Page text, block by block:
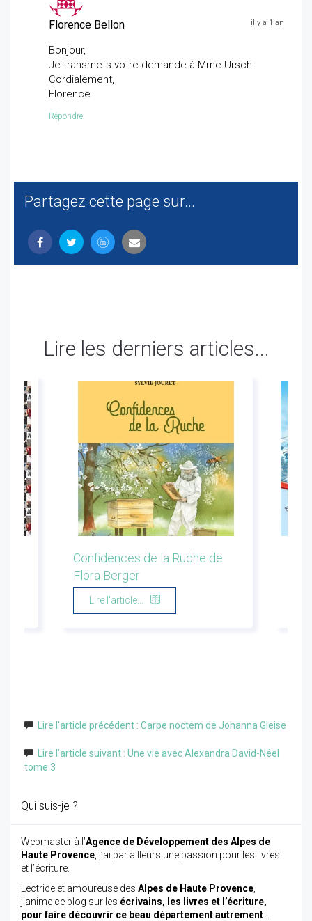
Florence Bellon il y a 1 an
Bonjour,
Je transmets votre demande à Mme Ursch.
Cordialement,
Florence
Répondre
Partagez cette page sur...
Lire les derniers articles...
Confidences de la Ruche de
Flora Berger
Lire l'article...
Lire l'article précédent : Carpe noctem de Johanna Gleise
Lire l'article suivant : Une vie avec Alexandra David-Néel
tome 3
Qui suis-je ?
Webmaster à l’Agence de Développement des Alpes de
Haute Provence , j’ai par ailleurs une passion pour les livres
et l’écriture.
Lectrice et amoureuse des Alpes de Haute Provence
j’anime ce blog sur les écrivains, les livres et l’écriture,
pour faire découvrir ce beau département autrement